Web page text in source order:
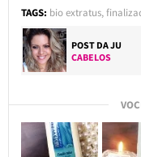
TAGS: bio extratus,
POST DAJU
CABELOS